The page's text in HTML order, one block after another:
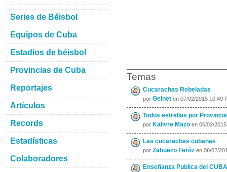
Temas
Cucarachas Rebeladas
por Gelnet en 07/02/2015 10:49
Todos estrellas por
por Kalivre Mazo en 06/02/
Las cucarachas cubanas
por Zabuezo Feróz en 06/02/
Enseñanza Publica del
Series de Béisbol
Equipos de Cuba
Estadios de béisbol
Provincias de Cuba
Reportajes
Artículos
Records
Estadísticas
Colaboradores